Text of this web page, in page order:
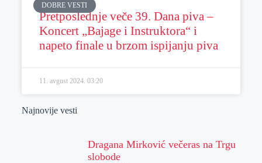
DOBRE VESTI
Pretposlednje veče 39. Dana piva –
Koncert „Bajage i Instruktora“ i
napeto finale u brzom ispijanju piva
11. avgust 2024. 03:20
Najnovije vesti
Dragana Mirković večeras na Trgu
slobode